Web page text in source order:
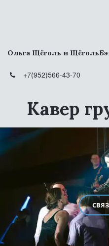
Ольга Щёголь и
+7(952)566-43-70
Кавер